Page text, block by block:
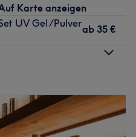
Karte anzeigen
UV Gel /Pulver
ab 35 €
09:30 –19:30
09:30– 19:30
09:30–19:30